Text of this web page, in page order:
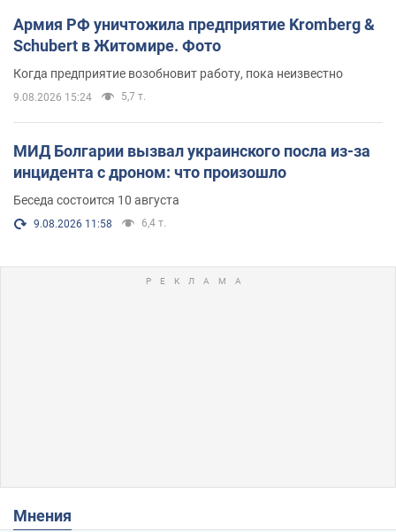
Армия РФ уничтожила предприятие Kromberg &
Schubert в Житомире. Фото
Когда предприятие возобновит работу, пока неизвестно
9.08.2026 15:24 5,7 т.
МИД Болгарии вызвал украинского посла из-за
инцидента с дроном: что произошло
Беседа состоится 10 августа
9.08.2026 11:58 6,4 т.
Мнения